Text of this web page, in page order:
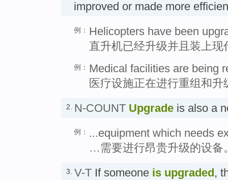
improved or made more
例： Helicopters have been
直升机已经升级并且装上现
例： Medical facilities are being
医疗设施正在进行重组和升
2. N-COUNT Upgrade is also a
例：
...equipment which needs
…需要进行昂贵升级的设备
3. V-T If someone is upgraded,